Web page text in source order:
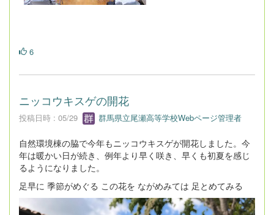
6
ニッコウキスゲの開花
投稿日時 : 05/29 群馬県立尾瀬高等学校Webページ管理者
自然環境棟の脇で今年もニッコウキスゲが開花しました。今
年は暖かい日が続き、例年より早く咲き、早くも初夏を感じ
るようになりました。
足早に 季節がめぐる この花を ながめみては 足とめてみる